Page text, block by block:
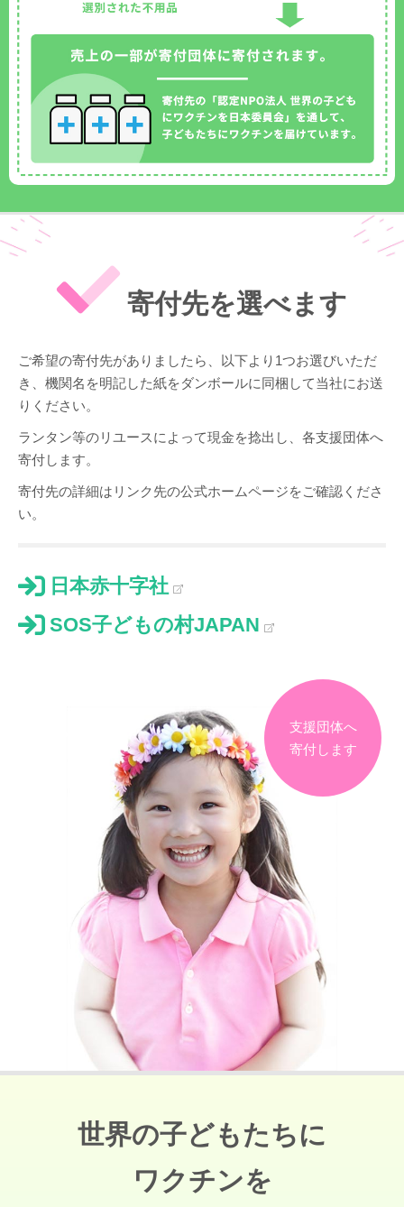
寄付先を選べます
ご希望の寄付先がありましたら、以下より1つお選びいただ
き、機関名を明記した紙をダンボールに同梱して当社にお送
りください。
ランタン等のリユースによって現金を捻出し、各支援団体へ
寄付します。
寄付先の詳細はリンク先の公式ホームページをご確認くださ
い。
日本赤十字社
SOS子どもの村JAPAN
支援団体へ
寄付します
世界の子どもたちに
ワクチンを